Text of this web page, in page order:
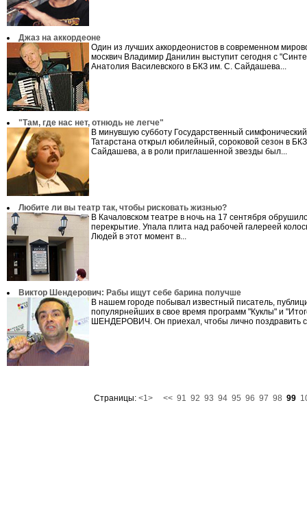
Джаз на аккордеоне
Один из лучших аккордеонистов в современном
москвич Владимир Данилин выступит сегодня с
Анатолия Василевского в БКЗ им. С. Сайдашева...
"Там, где нас нет, отнюдь не легче"
В минувшую субботу Государственный
Татарстана открыл юбилейный, сороковой сезон в
Сайдашева, а в роли приглашенной звезды был...
Любите ли вы театр так, чтобы рисковать жизнью?
В Качаловском театре в ночь на 17 сентября
перекрытие. Упала плита над рабочей галереей
Людей в этот момент в...
Виктор Шендерович: Рабы ищут себе барина получше
В нашем городе побывал известный писатель,
популярнейших в свое время программ "Куклы" и
ШЕНДЕРОВИЧ. Он приехал, чтобы лично поздравить
Страницы: <1> << 91 92 93 94 95 96 97 98 99